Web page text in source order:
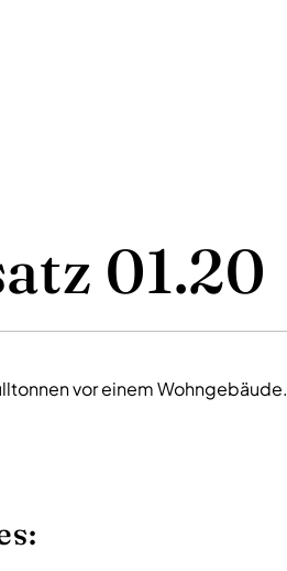
01.20
vor einem Wohngebäude.